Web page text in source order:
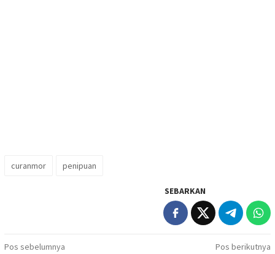
curanmor penipuan
SEBARKAN
Navigasi
Pos sebelumnya
Pos berikutnya